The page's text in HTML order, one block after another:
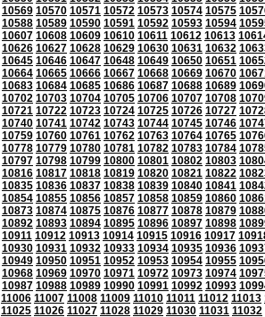
10569 10570 10571 10572 10573 10574 10575
10588 10589 10590 10591 10592 10593 10594
10607 10608 10609 10610 10611 10612 10613
10626 10627 10628 10629 10630 10631 10632
10645 10646 10647 10648 10649 10650 10651
10664 10665 10666 10667 10668 10669 10670
10683 10684 10685 10686 10687 10688 10689
10702 10703 10704 10705 10706 10707 10708
10721 10722 10723 10724 10725 10726 10727
10740 10741 10742 10743 10744 10745 10746
10759 10760 10761 10762 10763 10764 10765
10778 10779 10780 10781 10782 10783 10784
10797 10798 10799 10800 10801 10802 10803
10816 10817 10818 10819 10820 10821 10822
10835 10836 10837 10838 10839 10840 10841
10854 10855 10856 10857 10858 10859 10860
10873 10874 10875 10876 10877 10878 10879
10892 10893 10894 10895 10896 10897 10898
10911 10912 10913 10914 10915 10916 10917
10930 10931 10932 10933 10934 10935 10936
10949 10950 10951 10952 10953 10954 10955
10968 10969 10970 10971 10972 10973 10974
10987 10988 10989 10990 10991 10992 10993
11006 11007 11008 11009 11010 11011 11012 11013
11025 11026 11027 11028 11029 11030 11031 11032